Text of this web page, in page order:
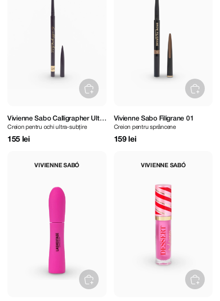
Vivienne Sabo Calligrapher Ultra
Slim Eye Pencil 04
Creion pentru ochi ultra-subțire
155 lei
Vivienne Sabo Filigrane 01
Creion pentru sprâncene
159 lei
VIVIENNE SABÓ VIVIENNE SABÓ